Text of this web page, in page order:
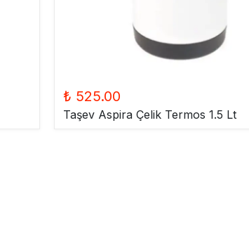
₺ 525.00
Taşev Aspira Çelik Termos 1.5 Lt